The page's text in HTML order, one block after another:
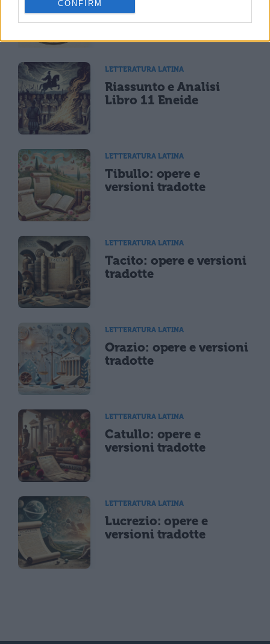
CONFIRM
libro dell'Eneide
LETTERATURA LATINA
Riassunto e Analisi
Libro 11 Eneide
LETTERATURA LATINA
Tibullo: opere e
versioni tradotte
LETTERATURA LATINA
Tacito: opere e versioni
tradotte
LETTERATURA LATINA
Orazio: opere e versioni
tradotte
LETTERATURA LATINA
Catullo: opere e
versioni tradotte
LETTERATURA LATINA
Lucrezio: opere e
versioni tradotte